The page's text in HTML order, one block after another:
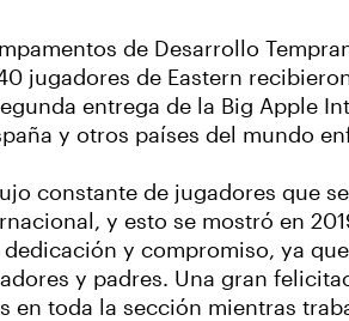
de Desarrollo
jugadores de Eastern
entrega de la Big Apple
y otros países del mundo
constante de jugadores que
y esto se mostró en
y compromiso, ya
y padres. Una gran
en toda la sección mientras